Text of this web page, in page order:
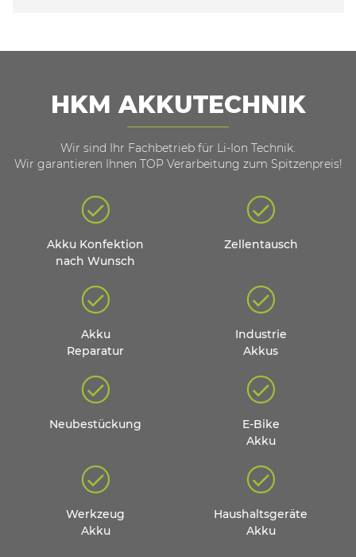
HKM AKKUTECHNIK
Wir sind Ihr Fachbetrieb für Li-Ion Technik.
Wir garantieren Ihnen TOP Verarbeitung zum Spitzenpreis!
Akku Konfektion
nach Wunsch
Zellentausch
Akku
Reparatur
Industrie
Akkus
Neubestückung
E-Bike
Akku
Werkzeug
Akku
Haushaltsgeräte
Akku